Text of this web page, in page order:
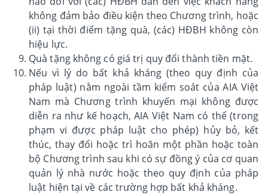
không đảm bảo điều kiện theo Chương trình, hoặc
(ii) tại thời điểm tặng quà, (các) HĐBH không còn
hiệu lực.
Quà tặng không có giá trị quy đổi thành tiền mặt.
Nếu vì lý do bất khả kháng (theo quy định của
pháp luật) nằm ngoài tầm kiểm soát của AIA Việt
Nam mà Chương trình khuyến mại không được
diễn ra như kế hoạch, AIA Việt Nam có thể (trong
phạm vi được pháp luật cho phép) hủy bỏ, kết
thúc, thay đổi hoặc trì hoãn một phần hoặc toàn
bộ Chương trình sau khi có sự đồng ý của cơ quan
quản lý nhà nước hoặc theo quy định của pháp
luật hiện tại về các trường hợp bất khả kháng.